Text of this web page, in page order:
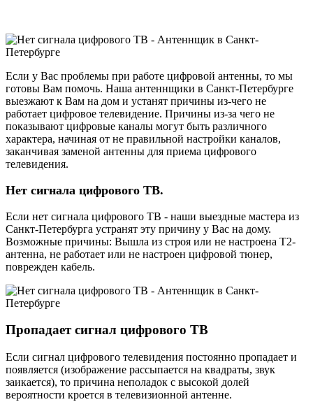
Если у Вас проблемы при работе цифровой антенны, то мы
готовы Вам помочь. Наша антеннщики в Санкт-Петербурге
выезжают к Вам на дом и устанят причины из-чего не
работает цифровое телевидение. Причины из-за чего не
показывают цифровые каналы могут быть различного
характера, начиная от не правильной настройки каналов,
заканчивая заменой антенны для приема цифрового
телевидения.
Нет сигнала цифрового ТВ.
Если нет сигнала цифрового ТВ - наши выездные мастера из
Санкт-Петербурга устранят эту причину у Вас на дому.
Возможные причины: Вышла из строя или не настроена Т2-
антенна, не работает или не настроен цифровой тюнер,
поврежден кабель.
Пропадает сигнал цифрового ТВ
Если сигнал цифрового телевидения постоянно пропадает и
появляется (изображение рассыпается на квадраты, звук
заикается), то причина неполадок с высокой долей
вероятности кроется в телевизионной антенне.